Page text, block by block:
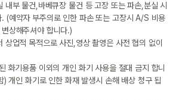
내부 물건,바베큐장 물건 등 고장 또는 파손,분실 시
. (예약자 부주의로 인한 파손 또는 고장시 A/S 비용
상해주셔야 합니다.)
상업적 목적으로 사진,영상 촬영은 사전 협의 없이
화기용품 이외의 개인 화기 사용을 절대 금지 합니
) 개인 화기로 인한 화재 발생시 손해 배상 청구 됩